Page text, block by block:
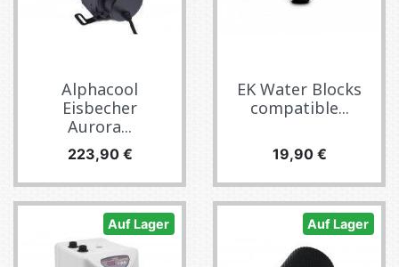
Alphacool
Eisbecher
Aurora...
Preis
223,90 €
EK Water Blocks
compatible...
Preis
19,90 €
Auf Lager Auf Lager